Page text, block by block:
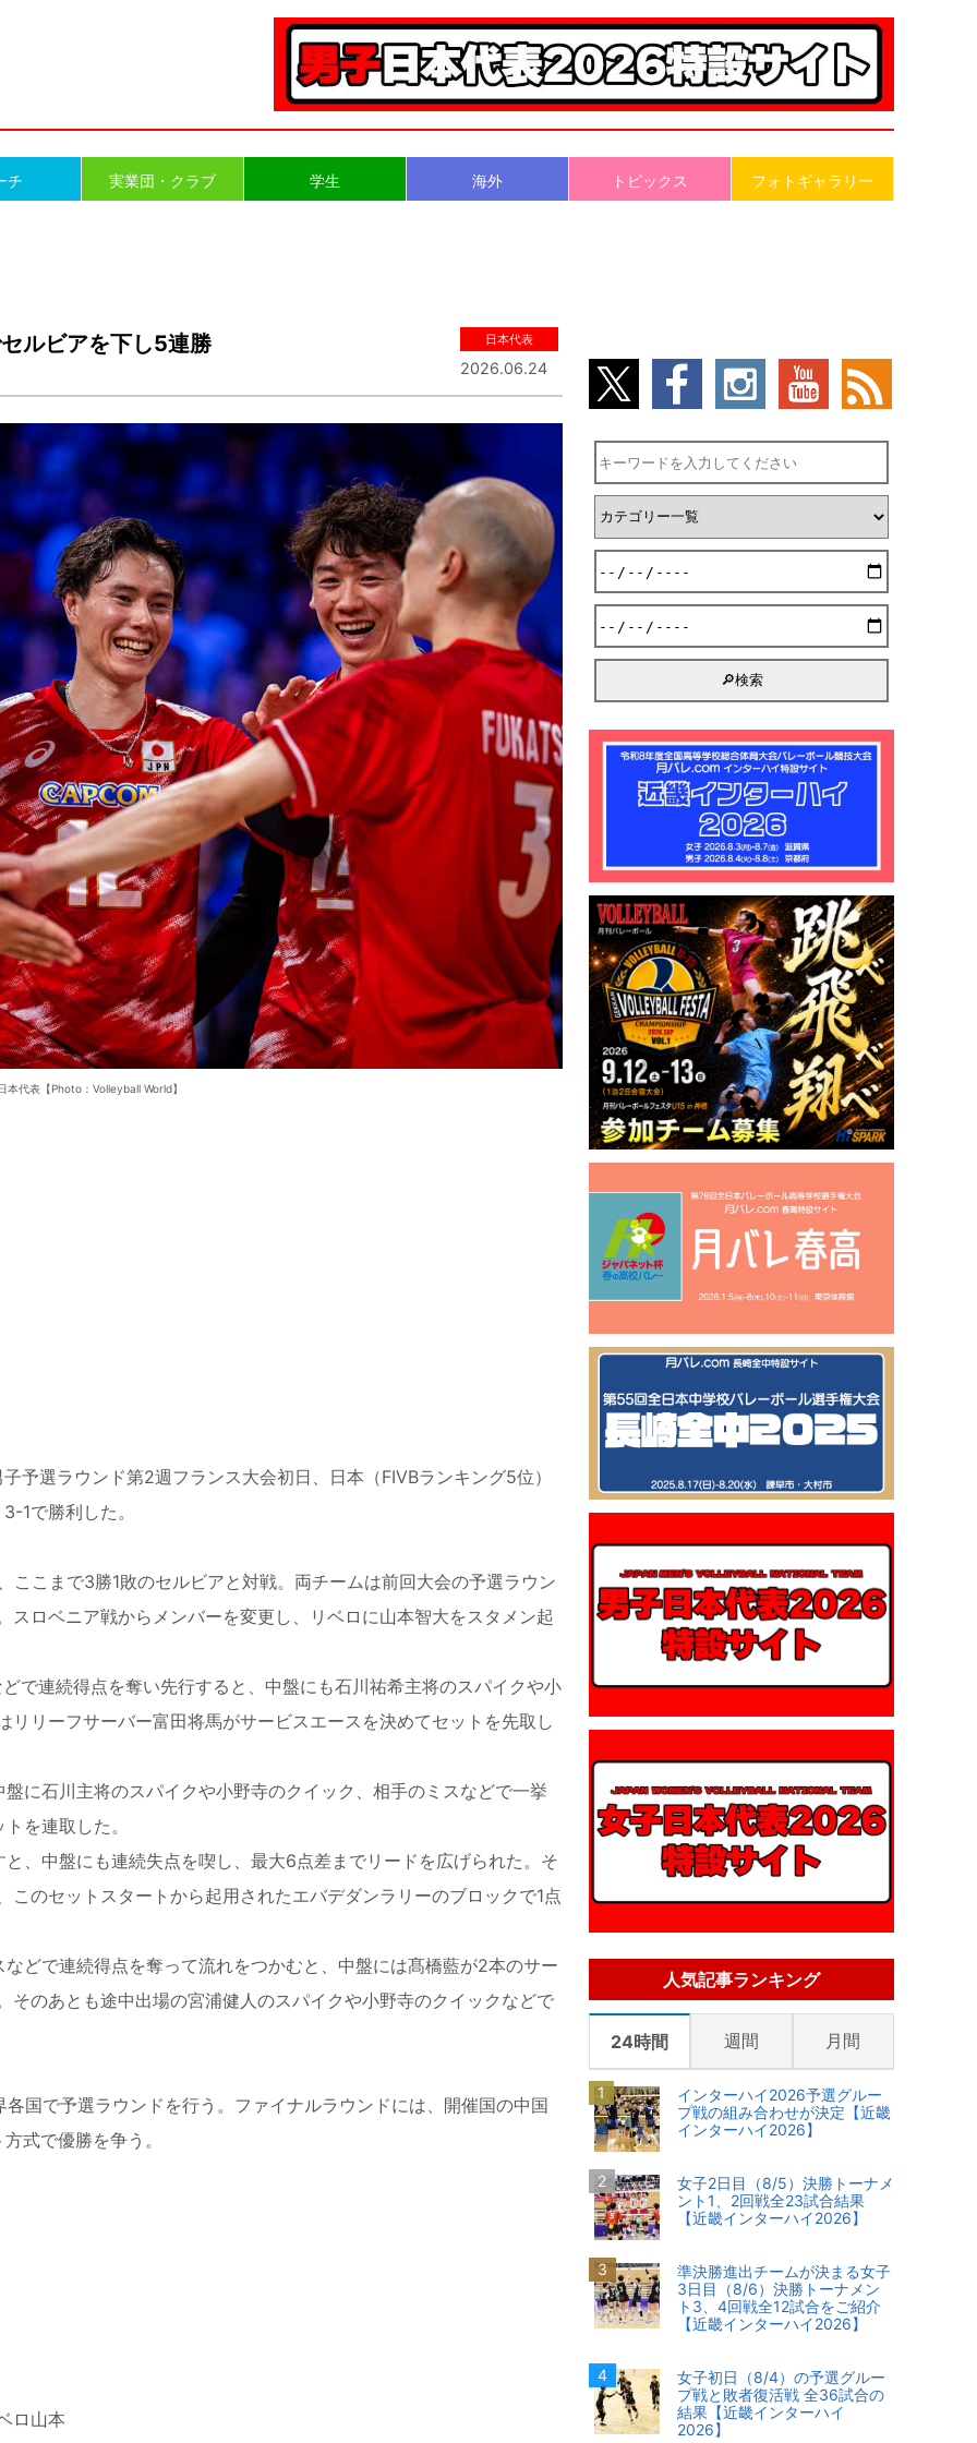
チ 実業団・クラブ 学生 海外 トピックス フォトギャラリー
ルビアを下し5連勝 日本代表
2026.06.24
本代表【Photo：Volleyball World】
予選ラウンド第2週フランス大会初日、日本（FIVBランキング5位）
3-1で勝利した。
こまで3勝1敗のセルビアと対戦。両チームは前回大会の予選ラウン
ロベニア戦からメンバーを変更し、リベロに山本智大をスタメン起
連続得点を奪い先行すると、中盤にも石川祐希主将のスパイクや小
リーフサーバー富田将馬がサービスエースを決めてセットを先取し
石川主将のスパイクや小野寺のクイック、相手のミスなどで一挙
を連取した。
中盤にも連続失点を喫し、最大6点差までリードを広げられた。そ
のセットスタートから起用されたエバデダンラリーのブロックで1点
で連続得点を奪って流れをつかむと、中盤には髙橋藍が2本のサー
のあとも途中出場の宮浦健人のスパイクや小野寺のクイックなどで
国で予選ラウンドを行う。ファイナルラウンドには、開催国の中国
式で優勝を争う。
ロ山本
人気記事ランキング
24時間 週間 月間
インターハイ2026予選グルー
プ戦の組み合わせが決定【近畿
インターハイ2026】
女子2日目（8/5）決勝トーナメ
ント1、2回戦全23試合結果
【近畿インターハイ2026】
準決勝進出チームが決まる女子
3日目（8/6）決勝トーナメン
ト3、4回戦全12試合をご紹介
【近畿インターハイ2026】
女子初日（8/4）の予選グルー
プ戦と敗者復活戦 全36試合の
結果【近畿インターハイ
2026】